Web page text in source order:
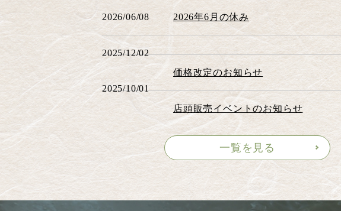
2026/06/08 2026年6月の休み
2025/12/02
2025/10/01
価格改定のお知らせ
店頭販売イベントのお知らせ
2024/01/15
新春落語会開催のお知らせ
石川県の日本酒入荷しました
一覧を見る